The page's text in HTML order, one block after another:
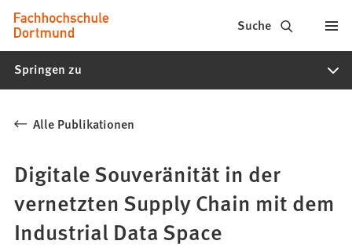
Inhalt anspringen
Fachhochschule
Dortmund
-
Studiengänge,
Bewerbung
Suche
Springen zu
Alle Publikationen
Digitale Souveränität in der
vernetzten Supply Chain mit dem
Industrial Data Space